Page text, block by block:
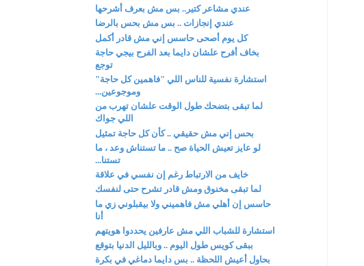
عندي مشاعر كتير.. بس مش بعرف أشرحها
عندي إنجازات .. بس مش بحس بالرضا
كل يوم أصحى حاسس إني مش قادر أكمل
بخاف أفرح علشان دايما بعد الفرح بيجي حاجة
توجع
استشارة نفسية للناس اللي "فاهمين كل حاجة"
وموجوعين...
لما تبقى بتضحك طول الوقت علشان تهرب من
اللي جواك
بحس إني مش حقيقي .. كأن كل حاجة تمثيل
لو عايز تعيش الحياة صح .. ما تستناش وعد ، ما
تستنا...
خايف من الارتباط رغم إن نفسي في علاقة
لما تبقى مخنوق ومش قادر تشرح حتى لنفسك
حاسس إن أهلي مش فاهميني ولا بيقبلوني زي ما
أنا
استشارة للشباب اللي مش عارفين يحددوا هويتهم
ببقى كويس طول اليوم .. وبالليل الدنيا بتوقع
بحاول أعيش اللحظة .. بس دايما دماغي في بكرة